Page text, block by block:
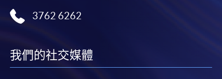
3762 6262
我們的社交媒體